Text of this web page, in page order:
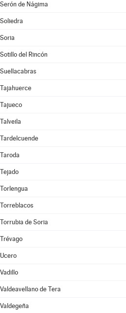
Serón de Nágima
Soliedra
Soria
Sotillo del Rincón
Suellacabras
Tajahuerce
Tajueco
Talveila
Tardelcuende
Taroda
Tejado
Torlengua
Torreblacos
Torrubia de Soria
Trévago
Ucero
Vadillo
Valdeavellano de Tera
Valdegeña